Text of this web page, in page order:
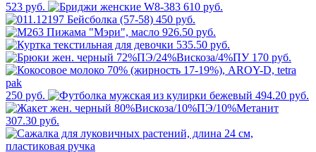
523 руб.
610 руб.
450 руб.
926.50 руб.
535.50 руб.
170 руб.
250 руб. 494.20 руб.
307.30 руб.